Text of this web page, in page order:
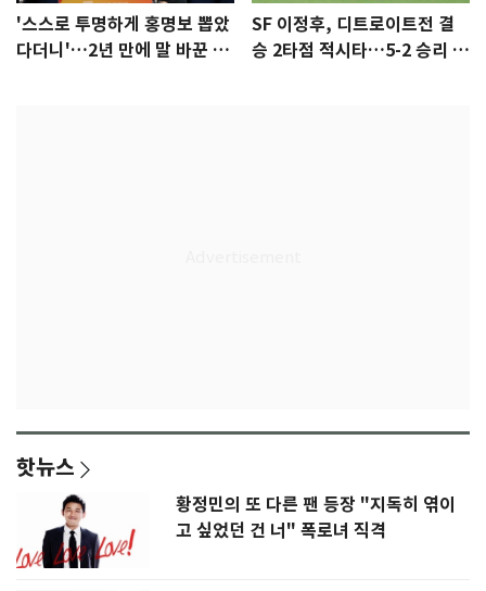
'스스로 투명하게 홍명보 뽑았
다더니'…2년 만에 말 바꾼 이
SF 이정후, 디트로이트전 결
승 2타점 적시타…5-2 승리 견
핫뉴스
황정민의 또 다른 팬 등장 "지독히 엮이
고 싶었던 건 너" 폭로녀 직격